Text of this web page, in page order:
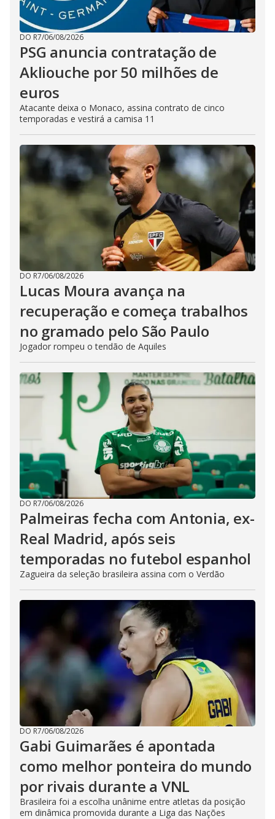
DO R7/06/08/2026
PSG anuncia contratação de
Akliouche por 50 milhões de
euros
Atacante deixa o Monaco, assina contrato de cinco
temporadas e vestirá a camisa 11
DO R7/06/08/2026
Lucas Moura avança na
recuperação e começa trabalhos
no gramado pelo São Paulo
Jogador rompeu o tendão de Aquiles
DO R7/06/08/2026
Palmeiras fecha com Antonia, ex-
Real Madrid, após seis
temporadas no futebol espanhol
Zagueira da seleção brasileira assina com o Verdão
DO R7/06/08/2026
Gabi Guimarães é apontada
como melhor ponteira do mundo
por rivais durante a VNL
Brasileira foi a escolha unânime entre atletas da posição
em dinâmica promovida durante a Liga das Nações